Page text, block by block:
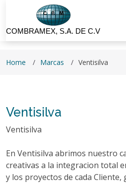
COMBRAMEX, S.A. DE C.V
Home Marcas Ventisilva
Ventisilva
Ventisilva
En Ventisilva abrimos nuestro
creativas a la integracion total
y los proyectos de cada